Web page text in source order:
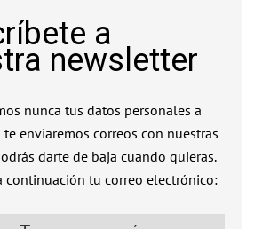
a
newsletter
nunca tus datos personales a
te enviaremos correos con nuestras
darte de baja cuando quieras.
continuación tu correo electrónico: